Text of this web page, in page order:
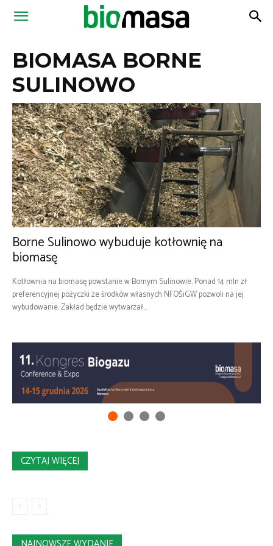
Magazyn
BIOMASA BORNE
SULINOWO
Borne Sulinowo wybuduje kotłownię na
biomasę
Kotłownia na biomasę powstanie w Bornym Sulinowie. Ponad 14 mln zł
preferencyjnej pożyczki ze środków własnych NFOŚiGW pozwoli na jej
wybudowanie. Zakład będzie wytwarzał...
CZYTAJ WIĘCEJ